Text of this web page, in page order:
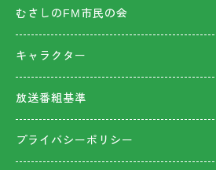
むさしのFM市民の会
キャラクター
放送番組基準
プライバシーポリシー